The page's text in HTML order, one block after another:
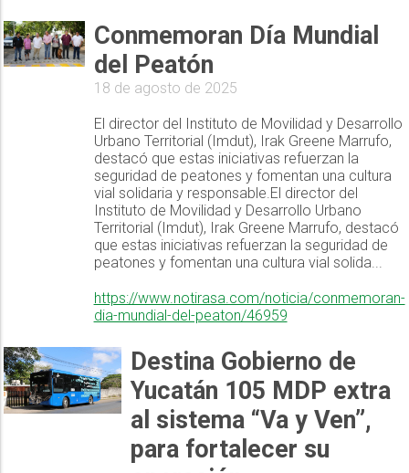
Conmemoran Día Mundial
del Peatón
18 de agosto de 2025
El director del Instituto de Movilidad y Desarrollo
Urbano Territorial (Imdut), Irak Greene Marrufo,
destacó que estas iniciativas refuerzan la
seguridad de peatones y fomentan una cultura
vial solidaria y responsable.El director del
Instituto de Movilidad y Desarrollo Urbano
Territorial (Imdut), Irak Greene Marrufo, destacó
que estas iniciativas refuerzan la seguridad de
peatones y fomentan una cultura vial solida...
https://www.notirasa.com/noticia/conmemoran-
dia-mundial-del-peaton/46959
Destina Gobierno de
Yucatán 105 MDP extra
al sistema “Va y Ven”,
para fortalecer su